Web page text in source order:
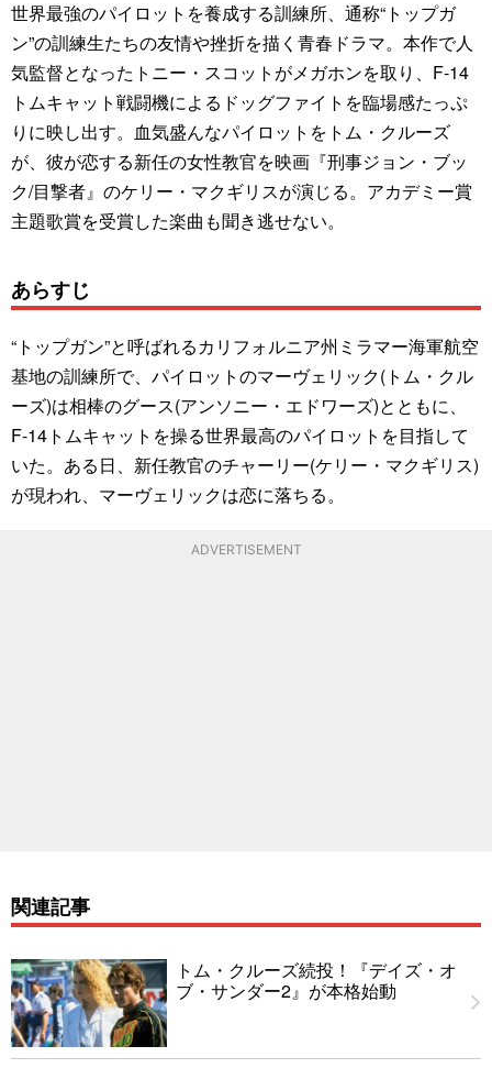
世界最強のパイロットを養成する訓練所、通称“トップガ
ン”の訓練生たちの友情や挫折を描く青春ドラマ。本作で人
気監督となったトニー・スコットがメガホンを取り、F-14
トムキャット戦闘機によるドッグファイトを臨場感たっぷ
りに映し出す。血気盛んなパイロットをトム・クルーズ
が、彼が恋する新任の女性教官を映画『刑事ジョン・ブッ
ク/目撃者』のケリー・マクギリスが演じる。アカデミー賞
主題歌賞を受賞した楽曲も聞き逃せない。
あらすじ
“トップガン”と呼ばれるカリフォルニア州ミラマー海軍航空
基地の訓練所で、パイロットのマーヴェリック(トム・クル
ーズ)は相棒のグース(アンソニー・エドワーズ)とともに、
F-14トムキャットを操る世界最高のパイロットを目指して
いた。ある日、新任教官のチャーリー(ケリー・マクギリス)
が現われ、マーヴェリックは恋に落ちる。
ADVERTISEMENT
関連記事
トム・クルーズ続投！『デイズ・オ
ブ・サンダー2』が本格始動